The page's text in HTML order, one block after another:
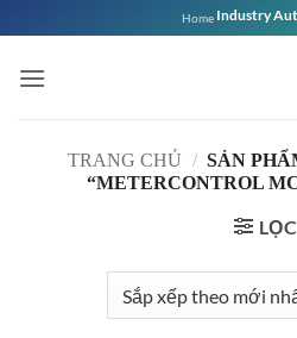
qua
nội
Home Industry
TRANG CHỦ / SẢN
“METERCONTROL
LỌC